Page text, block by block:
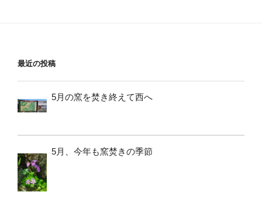
最近の投稿
5月の窯を焚き終えて西へ
5月、今年も窯焚きの季節